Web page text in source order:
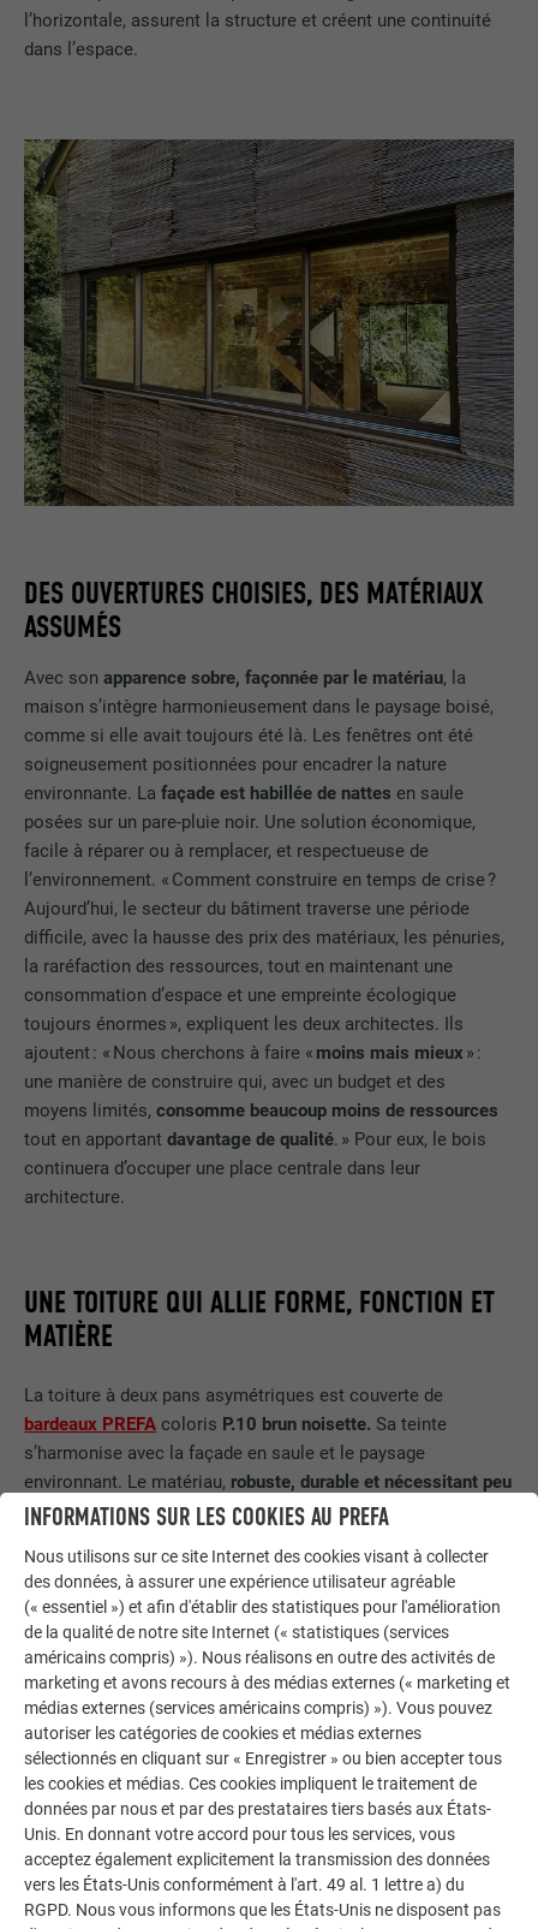
l’horizontale, assurent la structure et créent une continuité
dans l’espace.
DES OUVERTURES CHOISIES, DES MATÉRIAUX
ASSUMÉS
Avec sonapparence sobre, façonnée par le matériau, la
maison s’intègre harmonieusement dans le paysage boisé,
comme si elle avait toujours été là. Les fenêtres ont été
soigneusement positionnées pour encadrer la nature
environnante. Lafaçade est habillée de nattes en saule
posées sur un pare-pluie noir. Une solution économique,
facile à réparer ou à remplacer, et respectueuse de
l’environnement. « Comment construire en temps de crise ?
Aujourd’hui, le secteur du bâtiment traverse une période
difficile, avec la hausse des prix des matériaux, les pénuries,
la raréfaction des ressources, tout en maintenant une
consommation d’espace et une empreinte écologique
toujours énormes », expliquent les deux architectes. Ils
ajoutent : « Nous cherchons à faire « moins mais mieux » :
une manière de construire qui, avec un budget et des
moyens limités,consomme beaucoup moins de ressources
tout en apportantdavantage de qualité. » Pour eux, le bois
continuera d’occuper une place centrale dans leur
architecture.
UNE TOITURE QUI ALLIE FORME, FONCTION ET
MATIÈRE
La toiture à deux pans asymétriques est couverte de
bardeaux PREFA coloris P.10 brun noisette. Sa teinte
s’harmonise avec la façade en saule et le paysage
environnant. Le matériau, robuste, durable et nécessitant peu
d’entretien, s’inscrit parfaitement dans le concept
long bandeau de fenêtres qui s’étire presque sur toute la
largeur de la toiture, interrompant le revêtement en bardeaux.
La réalisation de cette solution sur mesure a nécessité une
planification et une mise en œuvre particulièrement
soignées. Philippe Iacono di Cacito, de l’entreprise ID
Couverture, responsable de la toiture, explique : « Le lien
personnel avec les projets est essentiel pour moi. » En
étroite collaboration avec les architectes, il a conçu des
raccords spécifiques, un projet expérimental en construction
bois comme celui-ci ne permettant pas de recourir à une
couverture standard.
À la demande des propriétaires,l’évacuation des eaux
INFORMATIONS SUR LES COOKIES AU PREFA
Nous utilisons sur ce site Internet des cookies visant à collecter
des données, à assurer une expérience utilisateur agréable
(« essentiel ») et afin d'établir des statistiques pour l'amélioration
de la qualité de notre site Internet (« statistiques (services
américains compris) »). Nous réalisons en outre des activités de
marketing et avons recours à des médias externes (« marketing et
médias externes (services américains compris) »). Vous pouvez
autoriser les catégories de cookies et médias externes
sélectionnés en cliquant sur « Enregistrer » ou bien accepter tous
les cookies et médias. Ces cookies impliquent le traitement de
données par nous et par des prestataires tiers basés aux États-
Unis. En donnant votre accord pour tous les services, vous
acceptez également explicitement la transmission des données
vers les États-Unis conformément à l'art. 49 al. 1 lettre a) du
RGPD. Nous vous informons que les États-Unis ne disposent pas